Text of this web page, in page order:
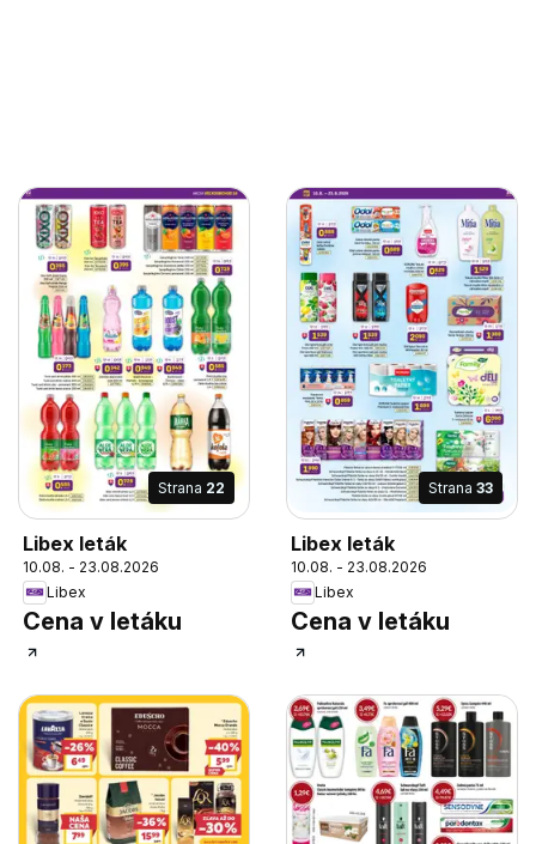
Strana 22
Libex leták
10.08. - 23.08.2026
Libex
Cena v letáku
Strana 33
Libex leták
10.08. - 23.08.2026
Libex
Cena v letáku